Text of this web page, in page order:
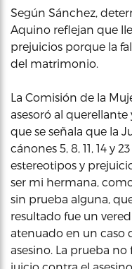
Según Sánchez,
Aquino reflejan que
prejuicios porque la
del matrimonio.
La Comisión de la
asesoró al
que se señala que la
cánones 5, 8, 11, 14 y
estereotipos y
ser mi hermana,
sin prueba alguna,
resultado fue un
atenuado en un caso
asesino. La prueba